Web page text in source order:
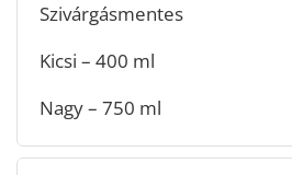
Szivárgásmentes
Kicsi – 400 ml
Nagy – 750 ml